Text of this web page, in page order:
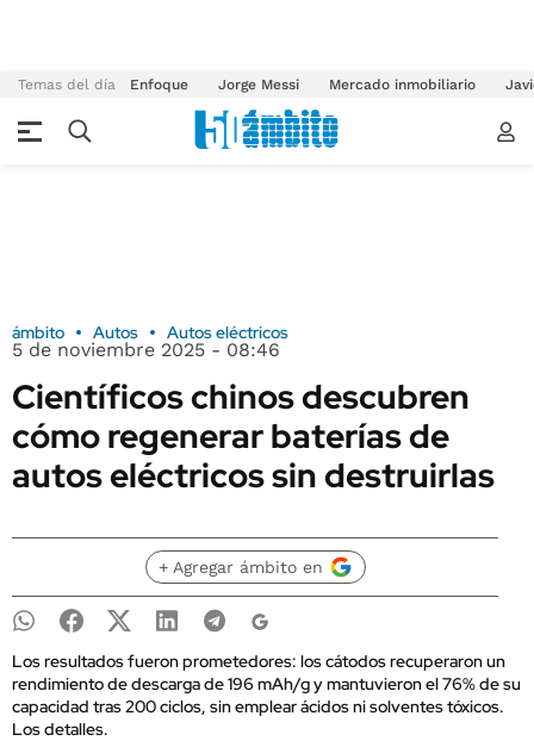
Temas del día Enfoque Jorge Messi Mercado inmobiliario
ámbito Autos Autos eléctricos
5 de noviembre 2025 - 08:46
Científicos chinos descubren
cómo regenerar baterías de
autos eléctricos sin destruirlas
+ Agregar ámbito en
Los resultados fueron prometedores: los cátodos recuperaron un
rendimiento de descarga de 196 mAh/g y mantuvieron el 76% de su
capacidad tras 200 ciclos, sin emplear ácidos ni solventes tóxicos.
Los detalles.